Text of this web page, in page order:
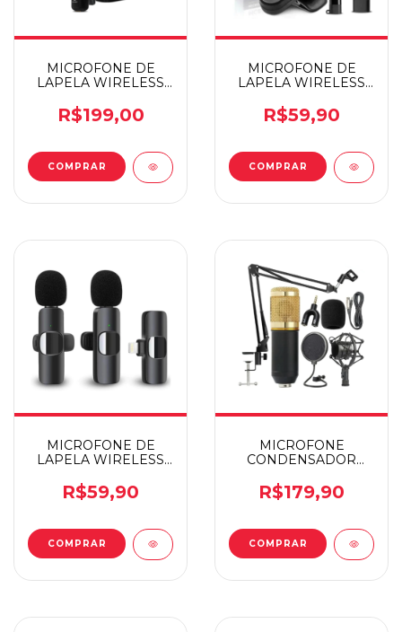
MICROFONE DE
LAPELA WIRELESS
R$199,00
MICROFONE DE
LAPELA WIRELESS
R$59,90
MICROFONE DE
LAPELA WIRELESS
R$59,90
MICROFONE
CONDENSADOR
R$179,90